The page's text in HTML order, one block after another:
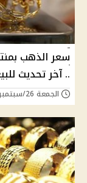
سعر الذهب
.. آخر تحديث
الجمعة 26/سبتمبر/2025 - 05:31 م